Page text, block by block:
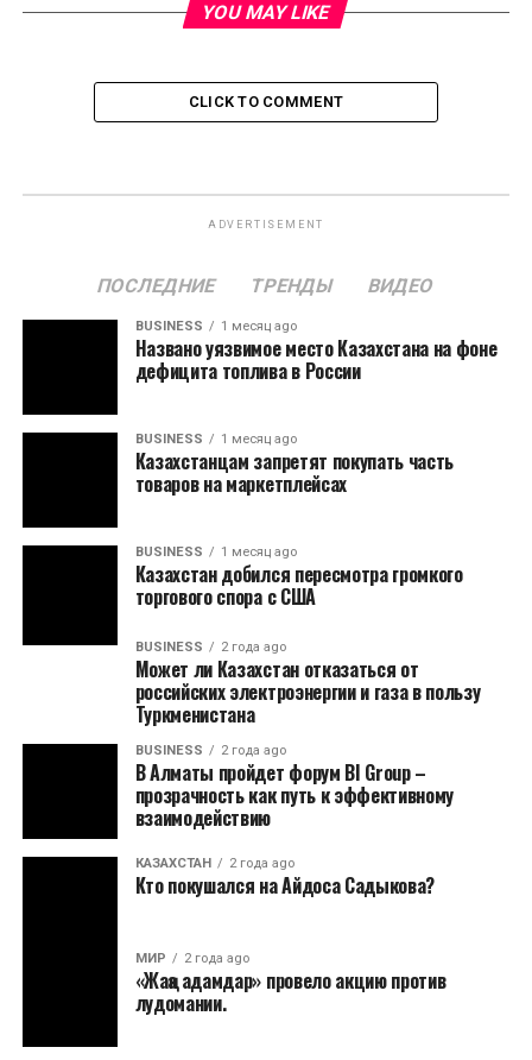
YOU MAY LIKE
CLICK TO COMMENT
ADVERTISEMENT
ПОСЛЕДНИЕ ТРЕНДЫ ВИДЕО
BUSINESS 1 месяц ago
Названо уязвимое место Казахстана на фоне
дефицита топлива в России
BUSINESS 1 месяц ago
Казахстанцам запретят покупать часть
товаров на маркетплейсах
BUSINESS 1 месяц ago
Казахстан добился пересмотра громкого
торгового спора с США
BUSINESS 2 года ago
Может ли Казахстан отказаться от
российских электроэнергии и газа в пользу
Туркменистана
BUSINESS 2 года ago
В Алматы пройдет форум BI Group –
прозрачность как путь к эффективному
взаимодействию
КАЗАХСТАН 2 года ago
Кто покушался на Айдоса Садыкова?
МИР 2 года ago
«Жаңа адамдар» провело акцию против
лудомании.